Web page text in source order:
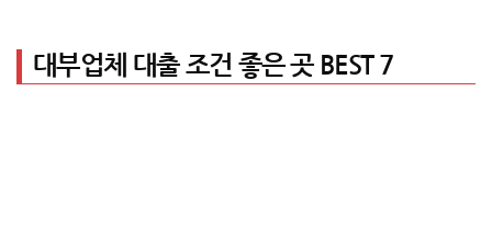
대부업체 대출 조건 좋은 곳 BEST 7